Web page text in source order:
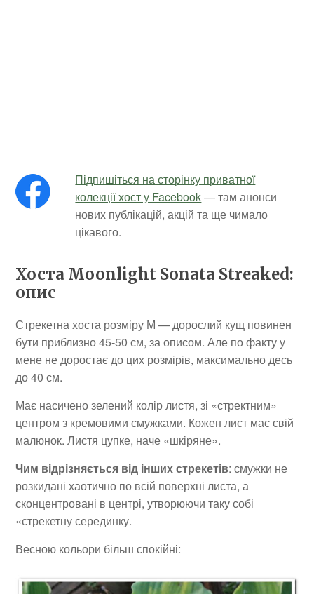
Підпишіться на сторінку приватної
колекції хост у Facebook— там анонси
нових публікацій, акцій та ще чимало
цікавого.
Хоста Moonlight Sonata Streaked:
опис
Стрекетна хоста розміру М — дорослий кущ повинен
бути приблизно 45-50 см, за описом. Але по факту у
мене не доростає до цих розмірів, максимально десь
до 40 см.
Має насичено зелений колір листя, зі «стректним»
центром з кремовими смужками. Кожен лист має свій
малюнок. Листя цупке, наче «шкіряне».
Чим відрізняється від інших стрекетів: смужки не
розкидані хаотично по всій поверхні листа, а
сконцентровані в центрі, утворюючи таку собі
«стрекетну серединку.
Весною кольори більш спокійні: